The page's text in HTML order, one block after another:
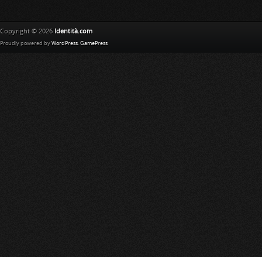
Copyright © 2026 Identità.com
Proudly powered by WordPress. GamePress